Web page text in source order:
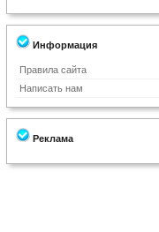
Информация
Правила сайта
Написать нам
Реклама